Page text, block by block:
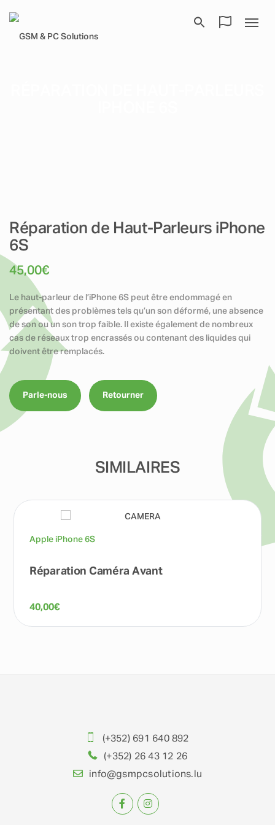
Réparation de Haut-Parleurs iPhone
6S
45,00€
Le haut-parleur de l’iPhone 6S peut être endommagé en
présentant des problèmes tels qu’un son déformé, une absence
de son ou un son trop faible. Il existe également de nombreux
cas de réseaux trop encrassés ou contenant des liquides qui
doivent être remplacés.
Parle-nous Retourner
SIMILAIRES
Apple iPhone 6S
Réparation Caméra Avant
40,00€
(+352) 691 640 892
(+352) 26 43 12 26
info@gsmpcsolutions.lu